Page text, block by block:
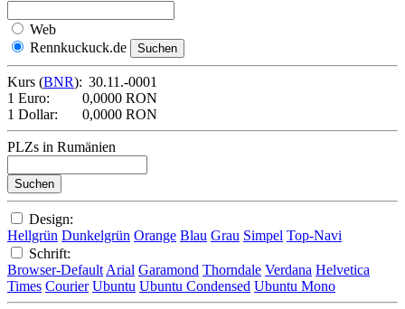
Web
Rennkuckuck.de
Kurs (BNR): 30.11.-0001
1 Euro:
0,0000 RON
1 Dollar:
0,0000 RON
PLZs in Rumänien
Design:
Hellgrün Dunkelgrün Orange Blau Grau Simpel Top-Navi
Schrift:
Browser-Default Arial Garamond Thorndale Verdana Helvetica
Times Courier Ubuntu Ubuntu Condensed Ubuntu Mono